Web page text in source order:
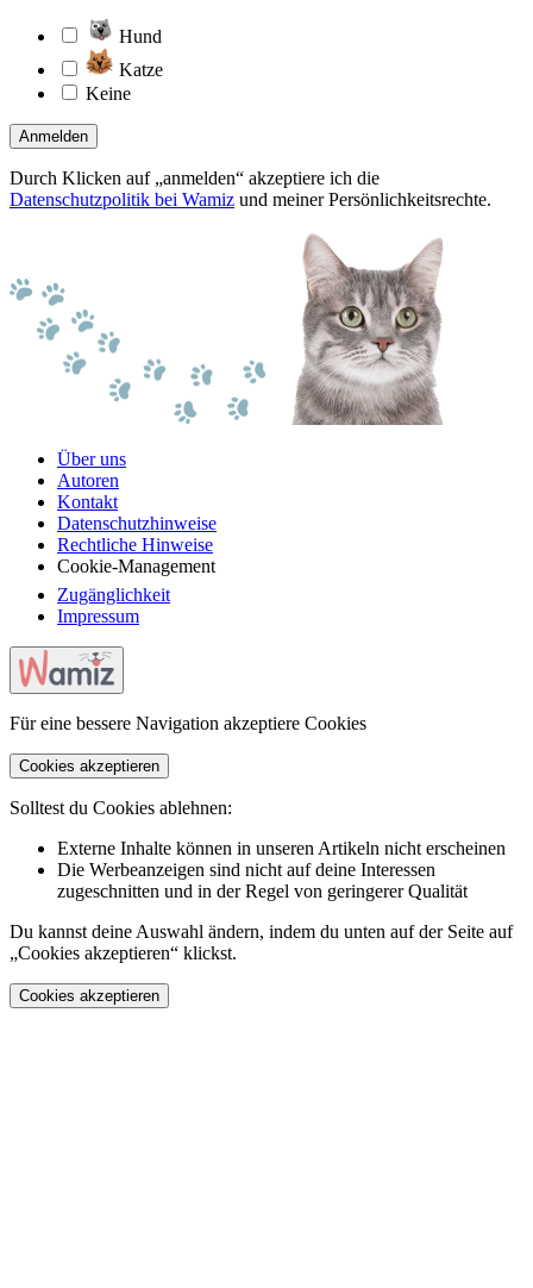
Hund
Katze
Keine
Anmelden
Durch Klicken auf „anmelden“ akzeptiere ich die
Datenschutzpolitik bei Wamiz und meiner Persönlichkeitsrechte.
Über uns
Autoren
Kontakt
Datenschutzhinweise
Rechtliche Hinweise
Cookie-Management
Zugänglichkeit
Impressum
Für eine bessere Navigation akzeptiere Cookies
Cookies akzeptieren
Solltest du Cookies ablehnen:
Externe Inhalte können in unseren Artikeln nicht erscheinen
Die Werbeanzeigen sind nicht auf deine Interessen
zugeschnitten und in der Regel von geringerer Qualität
Du kannst deine Auswahl ändern, indem du unten auf der Seite auf
„Cookies akzeptieren“ klickst.
Cookies akzeptieren